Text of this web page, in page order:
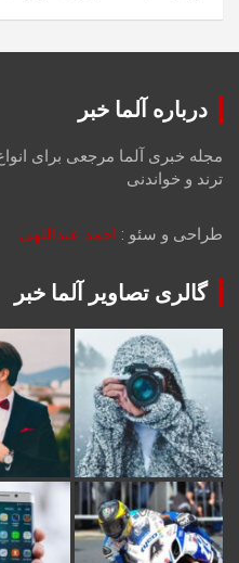
درباره آلما خبر
مجله خبری آلما مرجعی برای
ترند و خواندنی
طراحی و سئو : احمد عبداللهی
گالری تصاویر آلما خبر